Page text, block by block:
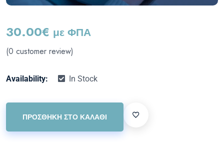
30.00€ με ΦΠΑ
(0 customer review)
Availability: In Stock
ΠΡΟΣΘΉΚΗ ΣΤΟ ΚΑΛΆΘΙ